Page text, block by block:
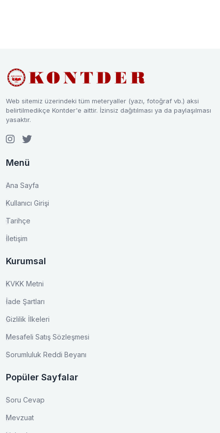
Web sitemiz üzerindeki tüm meteryaller (yazı, fotoğraf vb.) aksi
belirtilmedikçe Kontder'e aittir. İzinsiz dağıtılması ya da paylaşılması
yasaktır.
Menü
Ana Sayfa
Kullanıcı Girişi
Tarihçe
İletişim
Kurumsal
KVKK Metni
İade Şartları
Gizlilik İlkeleri
Mesafeli Satış Sözleşmesi
Sorumluluk Reddi Beyanı
Popüler Sayfalar
Soru Cevap
Mevzuat